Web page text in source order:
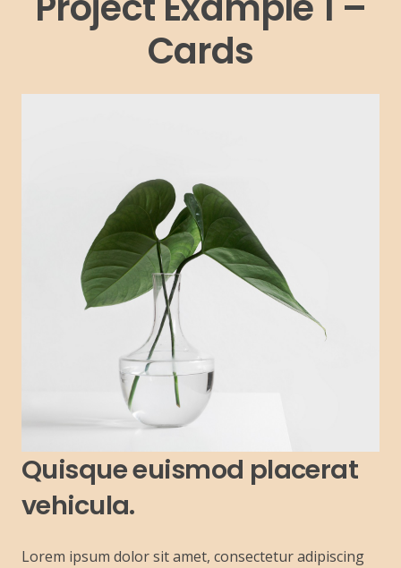
Cards
Quisque euismod placerat
vehicula.
Lorem ipsum dolor sit amet, consectetur adipiscing